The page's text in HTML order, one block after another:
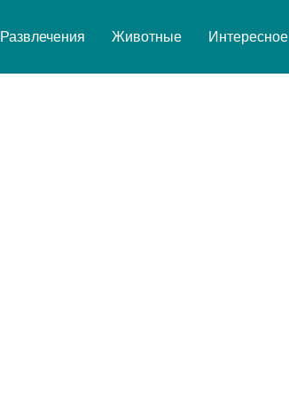
Развлечения Животные Интересное